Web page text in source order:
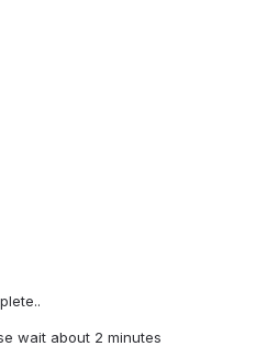
wait about 2 minutes